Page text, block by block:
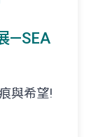
—SEA
與希望!